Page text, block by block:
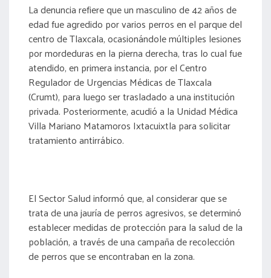
La denuncia refiere que un masculino de 42 años de
edad fue agredido por varios perros en el parque del
centro de Tlaxcala, ocasionándole múltiples lesiones
por mordeduras en la pierna derecha, tras lo cual fue
atendido, en primera instancia, por el Centro
Regulador de Urgencias Médicas de Tlaxcala
(Crumt), para luego ser trasladado a una institución
privada. Posteriormente, acudió a la Unidad Médica
Villa Mariano Matamoros Ixtacuixtla para solicitar
tratamiento antirrábico.
El Sector Salud informó que, al considerar que se
trata de una jauría de perros agresivos, se determinó
establecer medidas de protección para la salud de la
población, a través de una campaña de recolección
de perros que se encontraban en la zona.